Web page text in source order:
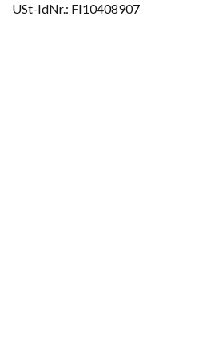
USt-IdNr.: FI10408907